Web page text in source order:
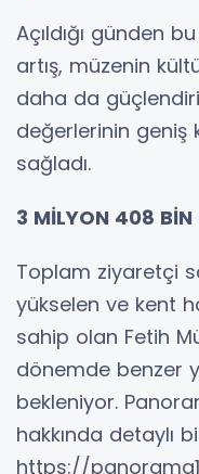
Açıldığı günden
artış, müzenin
daha da
değerlerinin geniş
sağladı.
3 MİLYON 408 BİN
Toplam ziyaretçi
yükselen ve kent
sahip olan Fetih
dönemde benzer
bekleniyor.
hakkında detaylı
https://